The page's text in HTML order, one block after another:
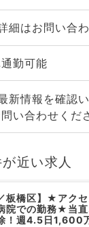
細はお問い合
勤可能
新情報を確認
い合わせくだ
近い求人
板橋区】★アク
院での勤務★当
！週4.5日1,600